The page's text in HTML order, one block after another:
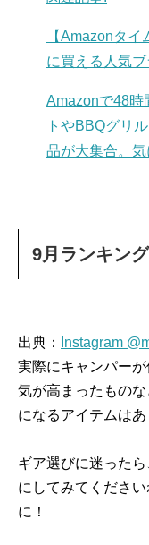
【Amazonタ
に買える人気
Amazonで48時
トやBBQグリ
品が大集合。
9月ランキン
出典：
Instagram
実際にキャンパー
気が高まったもの
になるアイテムはあ
ギア選びに迷った
にしてみてくださ
に！